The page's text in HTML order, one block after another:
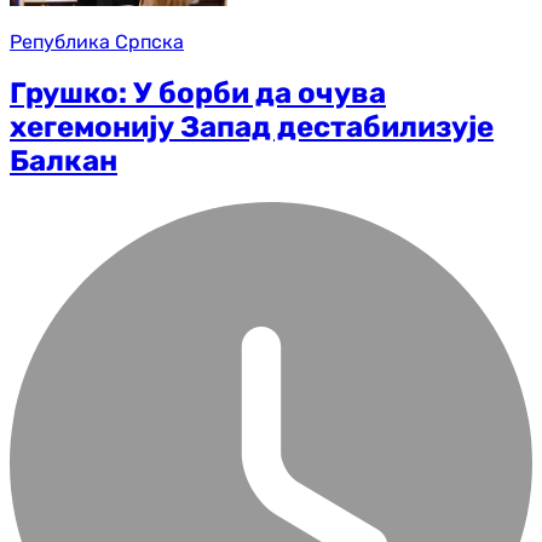
Република Српска
Грушко: У борби да очува
хегемонију Запад дестабилизује
Балкан